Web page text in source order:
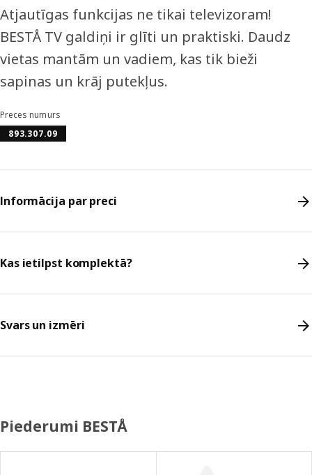
Atjautīgas funkcijas ne tikai televizoram!
BESTÅ TV galdiņi ir glīti un praktiski. Daudz
vietas mantām un vadiem, kas tik bieži
sapinas un krāj putekļus.
Preces numurs
893.307.09
Informācija par preci
Kas ietilpst komplektā?
Svars un izmēri
Piederumi BESTÅ